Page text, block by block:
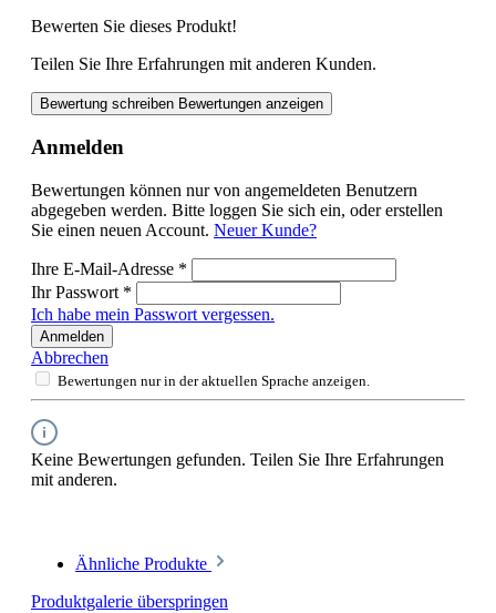
Bewerten Sie dieses Produkt!
Teilen Sie Ihre Erfahrungen mit anderen Kunden.
Bewertung schreiben Bewertungen anzeigen
Anmelden
Bewertungen können nur von angemeldeten Benutzern
abgegeben werden. Bitte loggen Sie sich ein, oder erstellen
Sie einen neuen Account. Neuer Kunde?
Ihre E-Mail-Adresse *
Ihr Passwort *
Ich habe mein Passwort vergessen.
Anmelden
Abbrechen
Bewertungen nur in der aktuellen Sprache anzeigen.
Keine Bewertungen gefunden. Teilen Sie Ihre Erfahrungen
mit anderen.
Ähnliche Produkte
Produktgalerie überspringen